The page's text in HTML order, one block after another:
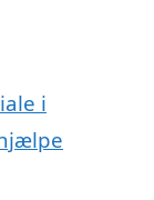
i